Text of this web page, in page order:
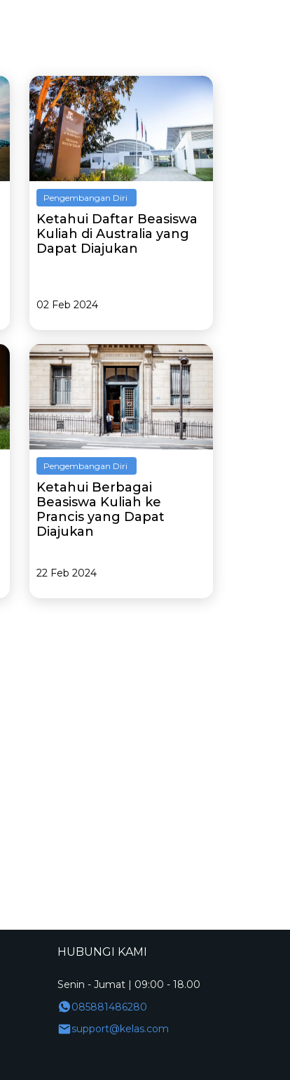
Pengembangan Diri
Ketahui Daftar Beasiswa
Kuliah di Australia yang
Dapat Diajukan
02 Feb 2024
Pengembangan Diri
Ketahui Berbagai
Beasiswa Kuliah ke
Prancis yang Dapat
Diajukan
22 Feb 2024
HUBUNGI KAMI
Senin - Jumat | 09:00 - 18.00
085881486280
support@kelas.com